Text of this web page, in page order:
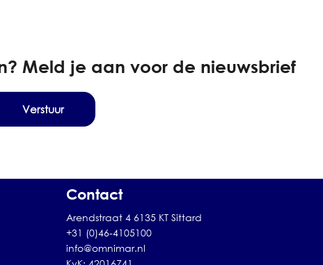
Meld je aan voor de nieuwsbrief
Contact
Arendstraat 4 6135 KT Sittard
+31 (0)46-4105100
info@omnimar.nl